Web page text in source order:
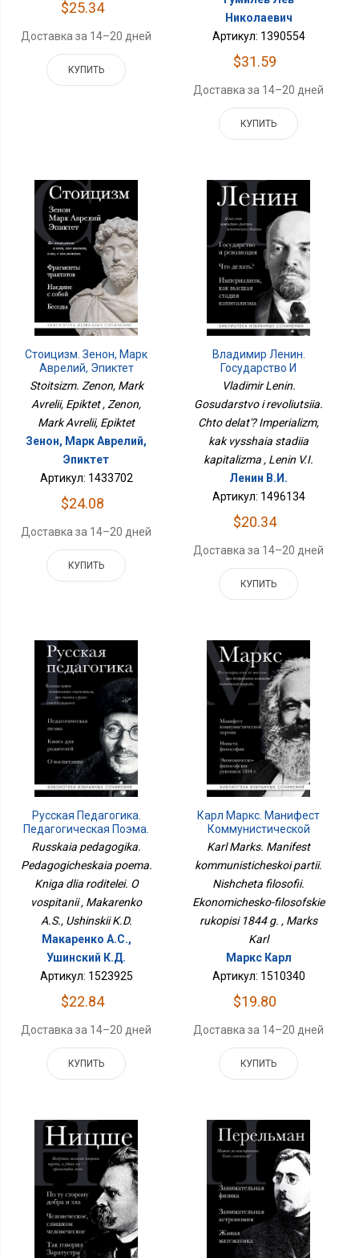
$25.34
Доставка за 14–20 дней
КУПИТЬ
Николаевич
Артикул: 1390554
$31.59
Доставка за 14–20 дней
КУПИТЬ
Стоицизм. Зенон, Марк
Аврелий, Эпиктет
Stoitsizm. Zenon, Mark
Avrelii, Epiktet , Zenon,
Mark Avrelii, Epiktet
Зенон, Марк Аврелий,
Эпиктет
Артикул: 1433702
$24.08
Доставка за 14–20 дней
КУПИТЬ
Владимир Ленин.
Государство И
Революция. Что
Как Высшая Стадия
Капитализма
Vladimir Lenin.
Gosudarstvo i revoliutsiia.
Chto delat'? Imperializm,
kak vysshaia stadiia
kapitalizma , Lenin V.I.
Ленин В.И.
Артикул: 1496134
$20.34
Доставка за 14–20 дней
КУПИТЬ
Русская Педагогика.
Педагогическая Поэма.
Книга Для Родителей. О
Воспитании
Russkaia pedagogika.
Pedagogicheskaia poema.
Kniga dlia roditelei. O
vospitanii , Makarenko
A.S., Ushinskii K.D.
Макаренко А.С.,
Ушинский К.Д.
Артикул: 1523925
$22.84
Доставка за 14–20 дней
КУПИТЬ
Карл Маркс. Манифест
Коммунистической
Партии. Нищета
Экономическо-
Философские Рукописи
1844 Г.
Karl Marks. Manifest
kommunisticheskoi partii.
Nishcheta filosofii.
Ekonomichesko-filosofskie
rukopisi 1844 g. , Marks
Karl
Маркс Карл
Артикул: 1510340
$19.80
Доставка за 14–20 дней
КУПИТЬ